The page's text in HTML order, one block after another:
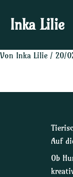
Inhalt
springen
Inka Lilie
Von Inka Lilie / 20/
Auf
Ob
navigation